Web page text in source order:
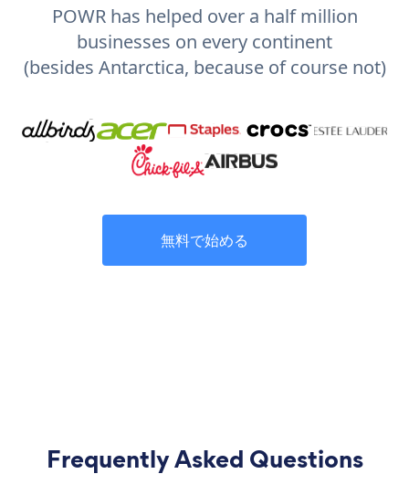
POWR has helped over a half million
businesses on every continent
(besides Antarctica, because of course not)
無料で始める
Frequently Asked Questions